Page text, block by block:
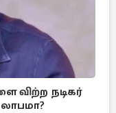
விற்ற நடிகர்